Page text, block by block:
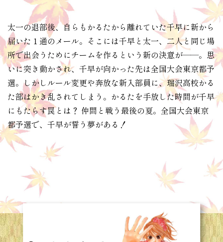
太一の退部後、自らもかるたから離れていた千早に新から
届いた１通のメール。そこには千早と太一、二人と同じ場
所で出会うためにチームを作るという新の決意が――。思
いに突き動かされ、千早が向かった先は全国大会東京都予
選。しかしルール変更や奔放な新入部員に、瑞沢高校かる
た部はかき乱されてしまう。かるたを手放した時間が千早
にもたらす罠とは？ 仲間と戦う最後の夏。全国大会東京
都予選で、千早が誓う夢がある！